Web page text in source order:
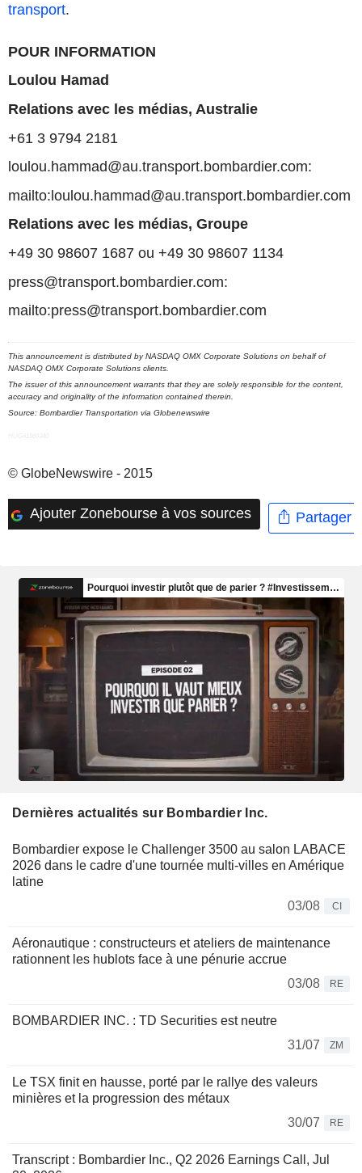
transport.
POUR INFORMATION
Loulou Hamad
Relations avec les médias, Australie
+61 3 9794 2181
loulou.hammad@au.transport.bombardier.com:
mailto:loulou.hammad@au.transport.bombardier.com
Relations avec les médias, Groupe
+49 30 98607 1687 ou +49 30 98607 1134
press@transport.bombardier.com:
mailto:press@transport.bombardier.com
This announcement is distributed by NASDAQ OMX Corporate Solutions on behalf of
NASDAQ OMX Corporate Solutions clients.
The issuer of this announcement warrants that they are solely responsible for the content,
accuracy and originality of the information contained therein.
Source: Bombardier Transportation via Globenewswire
© GlobeNewswire - 2015
Ajouter Zonebourse à vos sources Partager
Dernières actualités sur Bombardier Inc.
Bombardier expose le Challenger 3500 au salon LABACE
2026 dans le cadre d'une tournée multi-villes en Amérique
latine
03/08
CI
Aéronautique : constructeurs et ateliers de maintenance
rationnent les hublots face à une pénurie accrue
03/08
RE
BOMBARDIER INC. : TD Securities est neutre
31/07
ZM
Le TSX finit en hausse, porté par le rallye des valeurs
minières et la progression des métaux
30/07
RE
Transcript : Bombardier Inc., Q2 2026 Earnings Call, Jul